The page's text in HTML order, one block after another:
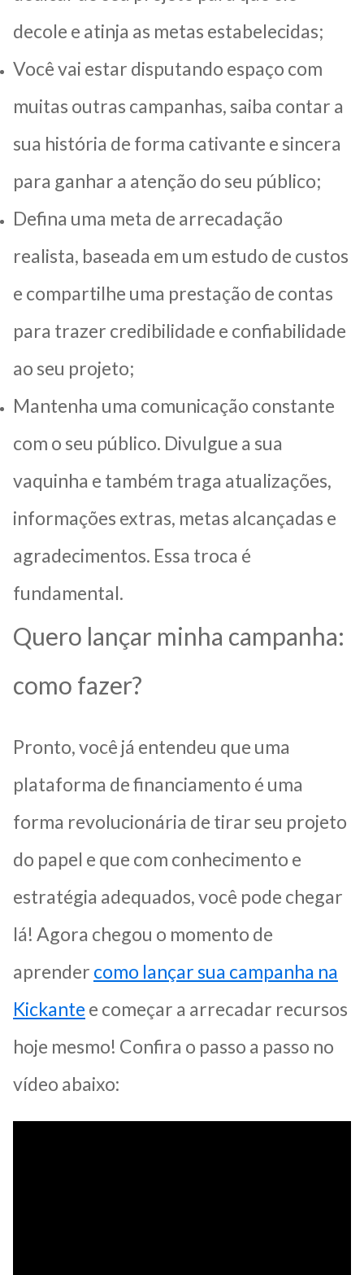
decole e atinja as metas estabelecidas;
Você vai estar disputando espaço com
muitas outras campanhas, saiba contar a
sua história de forma cativante e sincera
para ganhar a atenção do seu público;
Defina uma meta de arrecadação
realista, baseada em um estudo de custos
e compartilhe uma prestação de contas
para trazer credibilidade e confiabilidade
ao seu projeto;
Mantenha uma comunicação constante
com o seu público. Divulgue a sua
vaquinha e também traga atualizações,
informações extras, metas alcançadas e
agradecimentos. Essa troca é
fundamental.
Quero lançar minha campanha:
como fazer?
Pronto, você já entendeu que uma
plataforma de financiamento é uma
forma revolucionária de tirar seu projeto
do papel e que com conhecimento e
estratégia adequados, você pode chegar
lá! Agora chegou o momento de
aprender como lançar sua campanha na
Kickante e começar a arrecadar recursos
hoje mesmo! Confira o passo a passo no
vídeo abaixo: